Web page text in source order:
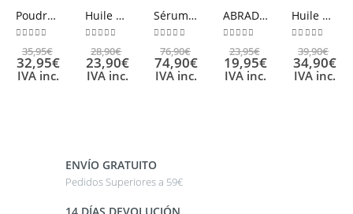
Poudre Éclat Prodigieux® NUXE 25g
35,95€
32,95€
IVA inc.
Huile prodigieuse® or NUXE 50ml
28,90€
23,90€
IVA inc.
Sérum Nutri-Revitalizante Nuxuriance® Gold 30ml
76,90€
74,90€
IVA inc.
ABRADERMOL Crema Microdermoabrasión 50 ml
23,95€
19,95€
IVA inc.
Huile prodigieuse® or NUXE 100ml
39,90€
34,90€
IVA inc.
ENVÍO GRATUITO
Pedidos Superiores a 59€